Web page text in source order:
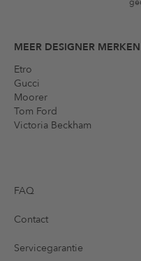
MEER DESIGNER MERKEN
Etro
Gucci
Moorer
Tom Ford
Victoria Beckham
FAQ
Contact
Servicegarantie